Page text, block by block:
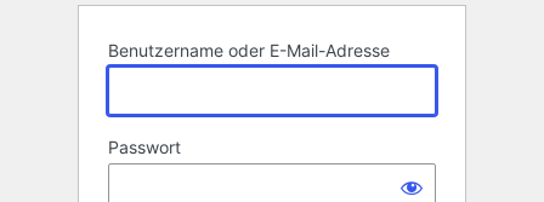
Benutzername oder E-Mail-Adresse
Passwort